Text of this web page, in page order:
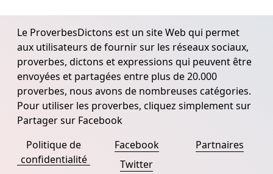
Le ProverbesDictons est un site Web qui permet
aux utilisateurs de fournir sur les réseaux sociaux,
proverbes, dictons et expressions qui peuvent être
envoyées et partagées entre plus de 20.000
proverbes, nous avons de nombreuses catégories.
Pour utiliser les proverbes, cliquez simplement sur
Partager sur Facebook
Politique de
confidentialité
Facebook
Twitter
Partnaires